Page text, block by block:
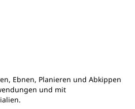
Ebnen, Planieren und Abkippen
und mit